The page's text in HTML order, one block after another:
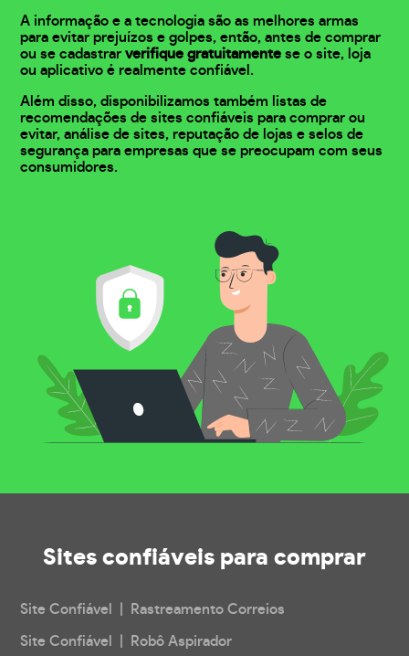
A informação e a tecnologia são as melhores armas
para evitar prejuízos e golpes, então, antes de comprar
ou se cadastrarverifique gratuitamente se o site, loja
ou aplicativo é realmente confiável.
Além disso, disponibilizamos também listas de
recomendações de sites confiáveis para comprar ou
evitar, análise de sites, reputação de lojas e selos de
segurança para empresas que se preocupam com seus
consumidores.
Sites confiáveis para comprar
Site Confiável | Rastreamento Correios
Site Confiável | Robô Aspirador